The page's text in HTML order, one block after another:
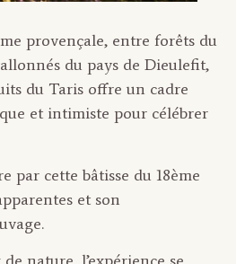
provençale, entre forêts du
du pays de Dieulefit,
du Taris offre un cadre
et intimiste pour célébrer
par cette bâtisse du 18ème
et son